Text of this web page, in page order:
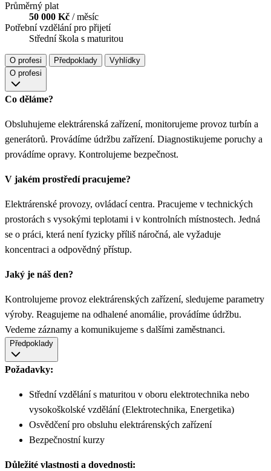
Průměrný plat
50 000 Kč / měsíc
Potřební vzdělání pro přijetí
Střední škola s maturitou
O profesi Předpoklady
Vyhlídky
O profesi
Co děláme?
Obsluhujeme elektrárenská zařízení, monitorujeme provoz turbín a
generátorů. Provádíme údržbu zařízení. Diagnostikujeme poruchy a
provádíme opravy. Kontrolujeme bezpečnost.
V jakém prostředí pracujeme?
Elektrárenské provozy, ovládací centra. Pracujeme v technických
prostorách s vysokými teplotami i v kontrolních místnostech. Jedná
se o práci, která není fyzicky příliš náročná, ale vyžaduje
koncentraci a odpovědný přístup.
Jaký je náš den?
Kontrolujeme provoz elektrárenských zařízení, sledujeme parametry
výroby. Reagujeme na odhalené anomálie, provádíme údržbu.
Vedeme záznamy a komunikujeme s dalšími zaměstnanci.
Předpoklady
Požadavky:
Střední vzdělání s maturitou v oboru elektrotechnika nebo
vysokoškolské vzdělání (Elektrotechnika, Energetika)
Osvědčení pro obsluhu elektrárenských zařízení
Bezpečnostní kurzy
Důležité vlastnosti a dovednosti: